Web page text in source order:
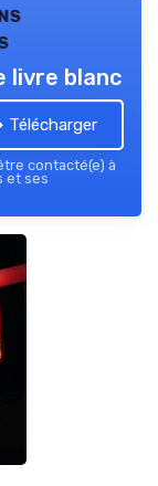
livre blanc
Télécharger
contacté(e) à
et ses